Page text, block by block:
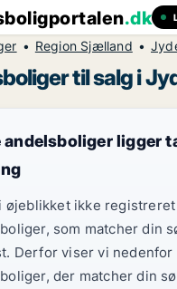
.dk
Region Sjælland
til salg i
andelsboliger ligger
øjeblikket ikke
som matcher din
Derfor viser vi nedenfor
der matcher din